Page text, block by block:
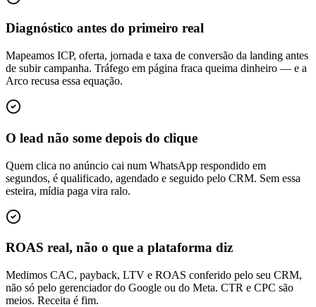
Diagnóstico antes do primeiro real
Mapeamos ICP, oferta, jornada e taxa de conversão da landing antes
de subir campanha. Tráfego em página fraca queima dinheiro — e a
Arco recusa essa equação.
O lead não some depois do clique
Quem clica no anúncio cai num WhatsApp respondido em
segundos, é qualificado, agendado e seguido pelo CRM. Sem essa
esteira, mídia paga vira ralo.
ROAS real, não o que a plataforma diz
Medimos CAC, payback, LTV e ROAS conferido pelo seu CRM,
não só pelo gerenciador do Google ou do Meta. CTR e CPC são
meios. Receita é fim.